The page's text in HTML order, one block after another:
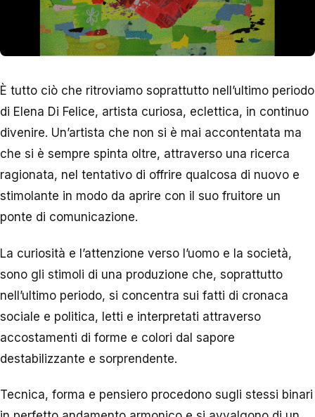
È tutto ciò che ritroviamo soprattutto nell’ultimo periodo
di Elena Di Felice, artista curiosa, eclettica, in continuo
divenire. Un’artista che non si è mai accontentata ma
che si è sempre spinta oltre, attraverso una ricerca
ragionata, nel tentativo di offrire qualcosa di nuovo e
stimolante in modo da aprire con il suo fruitore un
ponte di comunicazione.
La curiosità e l’attenzione verso l’uomo e la società,
sono gli stimoli di una produzione che, soprattutto
nell’ultimo periodo, si concentra sui fatti di cronaca
sociale e politica, letti e interpretati attraverso
accostamenti di forme e colori dal sapore
destabilizzante e sorprendente.
Tecnica, forma e pensiero procedono sugli stessi binari